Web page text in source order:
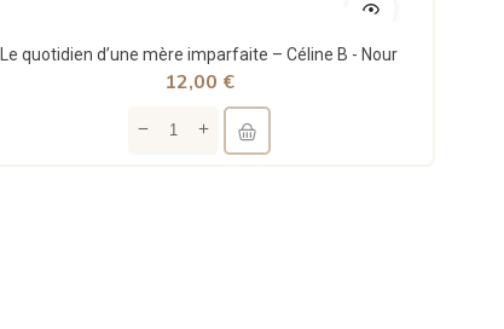
Le quotidien d’une mère imparfaite – Céline B - Nour
12,00 €